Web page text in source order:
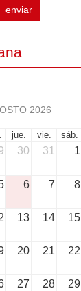
enviar
2026
jue. vie. sáb.
30 31 1
6 7 8
13 14 15
20 21 22
27 28 29